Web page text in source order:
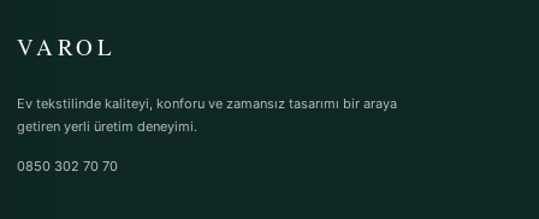
VAROL
Ev tekstilinde kaliteyi, konforu ve zamansız tasarımı bir araya
getiren yerli üretim deneyimi.
0850 302 70 70